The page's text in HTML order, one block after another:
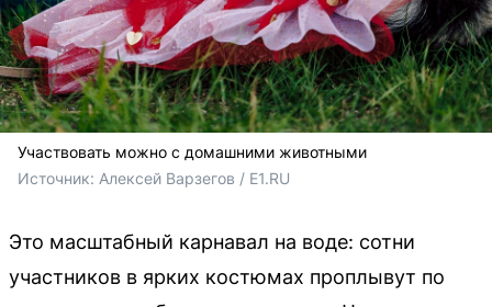
Участвовать можно с домашними животными
Источник: Алексей Варзегов / E1.RU
Это масштабный карнавал на воде: сотни
участников в ярких костюмах проплывут по